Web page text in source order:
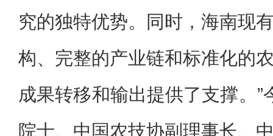
究的独特优势。同时，海南现
构、完整的产业链和标准化的
成果转移和输出提供了支撑。
院士、中国农技协副理事长、